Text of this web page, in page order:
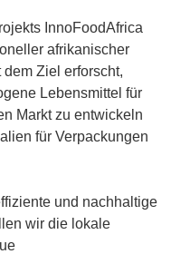
InnoFoodAfrica
afrikanischer
Ziel erforscht,
Lebensmittel für
Markt zu entwickeln
für Verpackungen
und nachhaltige
wir die lokale